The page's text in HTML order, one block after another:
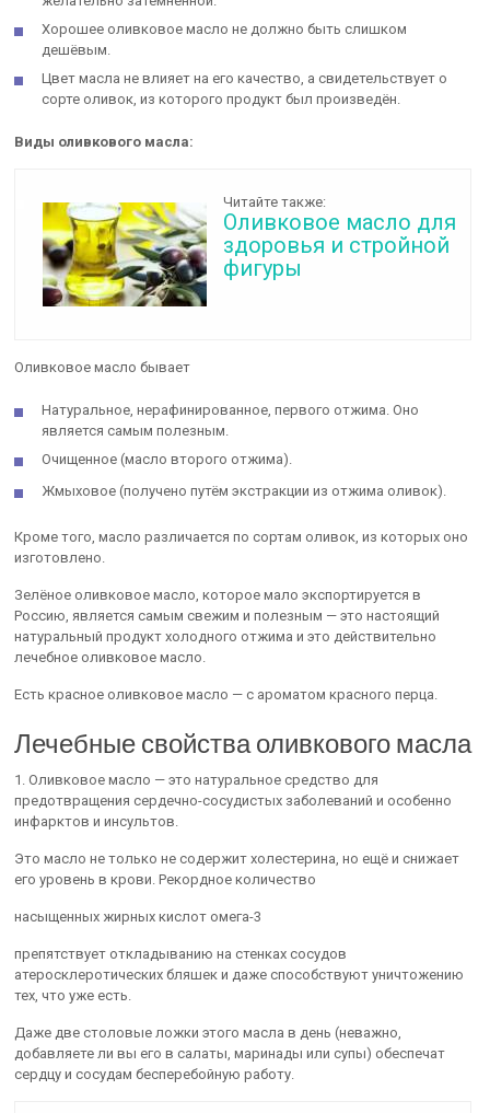
Хорошее оливковое масло не должно быть слишком
дешёвым.
Цвет масла не влияет на его качество, а свидетельствует о
сорте оливок, из которого продукт был произведён.
Виды оливкового масла:
Читайте также:
Оливковое масло для
здоровья и стройной
фигуры
Оливковое масло бывает
Натуральное, нерафинированное, первого отжима. Оно
является самым полезным.
Очищенное (масло второго отжима).
Жмыховое (получено путём экстракции из отжима оливок).
Кроме того, масло различается по сортам оливок, из которых оно
изготовлено.
Зелёное оливковое масло, которое мало экспортируется в
Россию, является самым свежим и полезным — это настоящий
натуральный продукт холодного отжима и это действительно
лечебное оливковое масло.
Есть красное оливковое масло — с ароматом красного перца.
Лечебные свойства оливкового масла
1. Оливковое масло — это натуральное средство для
предотвращения сердечно-сосудистых заболеваний и особенно
инфарктов и инсультов.
Это масло не только не содержит холестерина, но ещё и снижает
его уровень в крови. Рекордное количество
насыщенных жирных кислот омега-3
препятствует откладыванию на стенках сосудов
атеросклеротических бляшек и даже способствуют уничтожению
тех, что уже есть.
Даже две столовые ложки этого масла в день (неважно,
добавляете ли вы его в салаты, маринады или супы) обеспечат
сердцу и сосудам бесперебойную работу.